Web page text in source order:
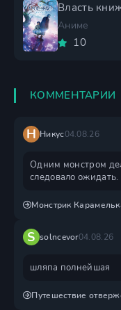
Власть
Аниме
10
КОММЕНТАРИИ
Н Никус04.08.26
Одним монстром
следовало
Монстрик
S solncevor04.08.26
шляпа полнейшая
Путешествие